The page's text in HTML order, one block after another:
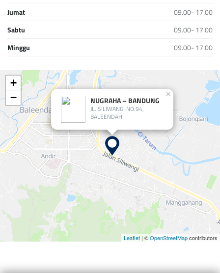
Jumat
09.00- 17.00
Sabtu
09.00- 17.00
Minggu
09.00- 17.00
NUGRAHA – BANDUNG
JL. SILIWANGI NO.94,
BALEENDAH
×
+
−
Leaflet | ©OpenStreetMapcontributors